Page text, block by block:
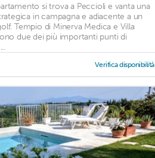
si trova a Peccioli e vanta una
in campagna e adiacente a un
Tempio di Minerva Medica e Villa
due dei più importanti punti di
Verifica disponibilità